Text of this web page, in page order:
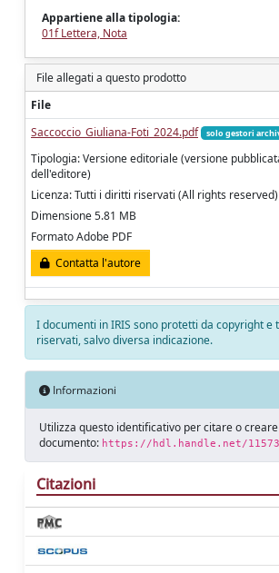
Appartiene alla tipologia:
01f Lettera, Nota
File allegati a questo prodotto
File
Saccoccio_Giuliana-Foti_2024.pdf
solo gestori
Tipologia: Versione editoriale (versione
dell'editore)
Licenza: Tutti i diritti riservati (All rights reserved)
Dimensione 5.81 MB
Formato Adobe PDF
Contatta l'autore
I documenti in IRIS sono protetti da copyright e
riservati, salvo diversa indicazione.
Informazioni
Utilizza questo identificativo per citare o
documento: https://hdl.handle.net/
Citazioni